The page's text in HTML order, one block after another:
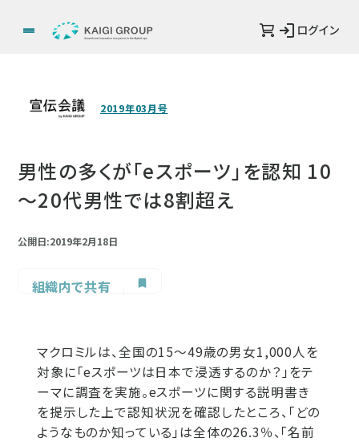
ログイン
2019年03月号
男性の多くが「eスポーツ」を認知 10
～20代男性では8割超え
公開日:2019年2月18日
組織内で共有
マクロミルは、全国の15～49歳の男女1,000人を
対象に「eスポーツは日本で浸透するのか？」をテ
ーマに調査を実施。eスポーツに関する説明書き
を提示した上で認知状況を確認したところ、「どの
ようなものか知っている」は全体の26.3％、「名前